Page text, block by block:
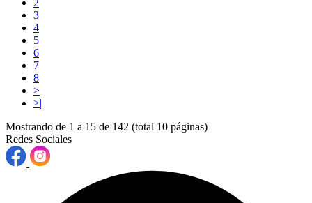
3
4
5
6
7
8
>
>|
Mostrando de 1 a 15 de 142 (total 10 páginas)
Redes Sociales